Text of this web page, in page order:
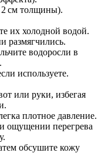
2 см толщины).
их холодной водой.
размягчились.
водоросли в
используете.
или руки, избегая
плотное давление.
ощущении перегрева
обсушите кожу